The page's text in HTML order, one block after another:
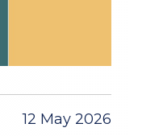
12 May 2026